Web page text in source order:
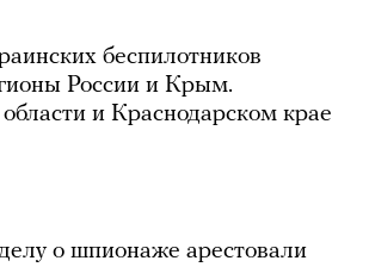
беспилотников
России и Крым.
и Краснодарском крае
о шпионаже арестовали